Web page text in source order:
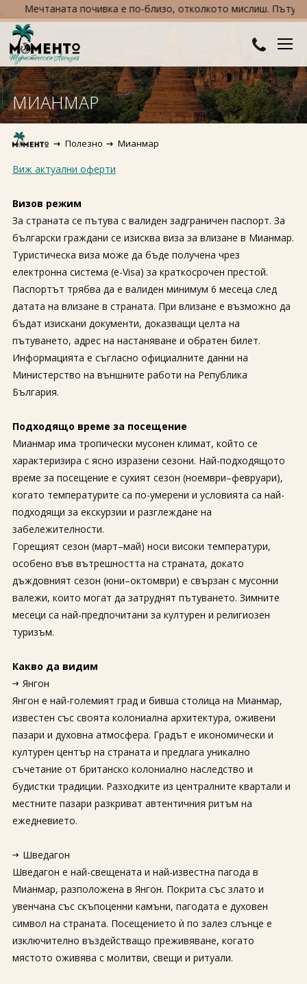
Мечтаната почивка е по-близо, отколкото мислиш. Пътувай
ДЕСТИНАЦИИ
Австралия и Океания
Азия
Африка
Европа
Северна Америка
Южна Америка
ХОТЕЛИ
Хотели в България
Хотели в Турция
КРУИЗИ
ПРАЗНИЦИ
Великден
Коледа
Нова година
ПОЛЕЗНО
КОНТАКТИ
За нас
Полезно
Документи
Магазин
Общи условия
Политика за
поверителност
МИАНМАР
Полезно Мианмар
Виж актуални оферти
Визов режим
За страната се пътува с валиден задграничен паспорт. За
български граждани се изисква виза за влизане в Мианмар.
Туристическа виза може да бъде получена чрез
електронна система (e-Visa) за краткосрочен престой.
Паспортът трябва да е валиден минимум 6 месеца след
датата на влизане в страната. При влизане е възможно да
бъдат изискани документи, доказващи целта на
пътуването, адрес на настаняване и обратен билет.
Информацията е съгласно официалните данни на
Министерство на външните работи на Република
България.
Подходящо време за посещение
Мианмар има тропически мусонен климат, който се
характеризира с ясно изразени сезони. Най-подходящото
време за посещение е сухият сезон (ноември–февруари),
когато температурите са по-умерени и условията са най-
подходящи за екскурзии и разглеждане на
забележителности.
Горещият сезон (март–май) носи високи температури,
особено във вътрешността на страната, докато
дъждовният сезон (юни–октомври) е свързан с мусонни
валежи, които могат да затруднят пътуването. Зимните
месеци са най-предпочитани за културен и религиозен
туризъм.
Какво да видим
Янгон
Янгон е най-големият град и бивша столица на Мианмар,
известен със своята колониална архитектура, оживени
пазари и духовна атмосфера. Градът е икономически и
културен център на страната и предлага уникално
съчетание от британско колониално наследство и
будистки традиции. Разходките из централните квартали и
местните пазари разкриват автентичния ритъм на
ежедневието.
Шведагон
Шведагон е най-свещената и най-известна пагода в
Мианмар, разположена в Янгон. Покрита със злато и
увенчана със скъпоценни камъни, пагодата е духовен
символ на страната. Посещението ѝ по залез слънце е
изключително въздействащо преживяване, когато
мястото оживява с молитви, свещи и ритуали.